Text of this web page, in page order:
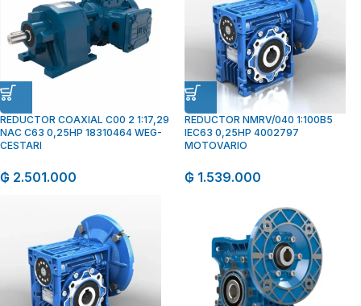
REDUCTOR COAXIAL C00 2 1:17,29
NAC C63 0,25HP 18310464 WEG-
CESTARI
₲ 2.501.000
REDUCTOR NMRV/040 1:100B5
IEC63 0,25HP 4002797
MOTOVARIO
₲ 1.539.000